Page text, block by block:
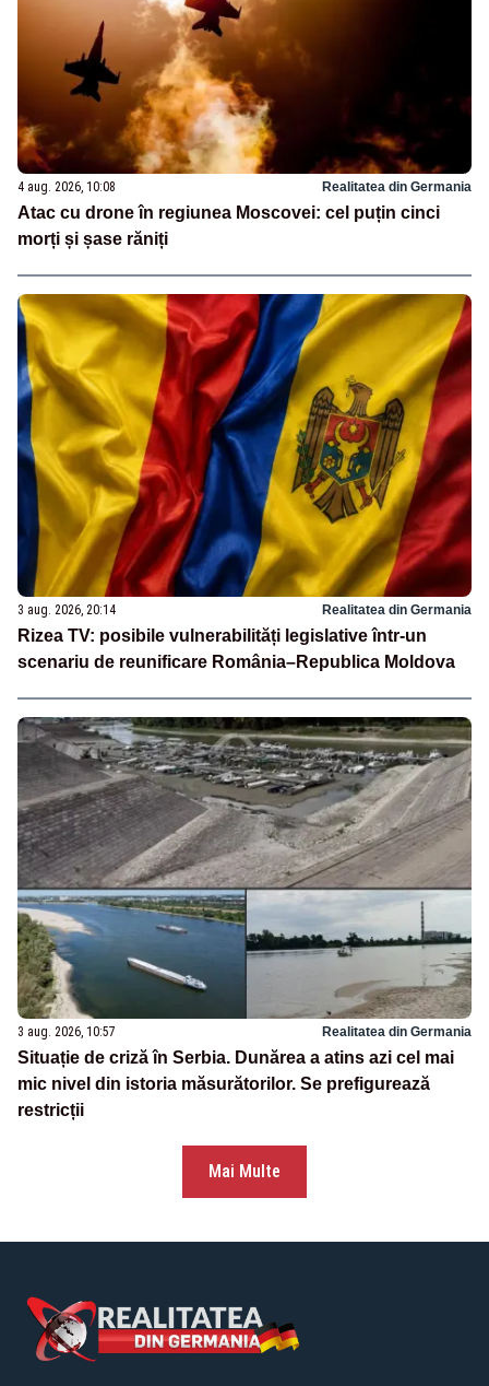
4 aug. 2026, 10:08 Realitatea din Germania
Atac cu drone în regiunea Moscovei: cel puțin cinci
morți și șase răniți
3 aug. 2026, 20:14 Realitatea din Germania
Rizea TV: posibile vulnerabilități legislative într-un
scenariu de reunificare România–Republica Moldova
3 aug. 2026, 10:57 Realitatea din Germania
Situație de criză în Serbia. Dunărea a atins azi cel mai
mic nivel din istoria măsurătorilor. Se prefigurează
restricții
Mai Multe